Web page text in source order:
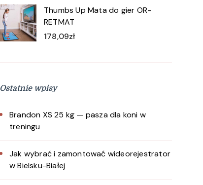
Thumbs Up Mata do gier OR-
RETMAT
178,09zł
Ostatnie wpisy
Brandon XS 25 kg — pasza dla koni w
treningu
Jak wybrać i zamontować wideorejestrator
w Bielsku-Białej